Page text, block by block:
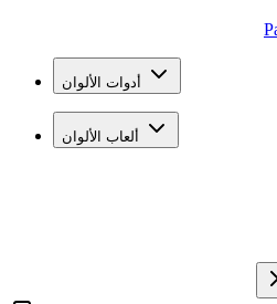
أدوات الألوان
ألعاب الألوان